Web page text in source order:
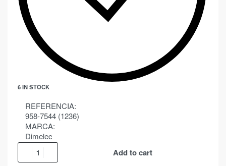
6 IN STOCK
REFERENCIA:
958-7544 (1236)
MARCA:
Dimelec
Add to cart